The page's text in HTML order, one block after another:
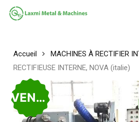
Passer
Accueil
MACHINES À RECTIFIER
RECTIFIEUSE INTERNE, NOVA (italie)
VENDU